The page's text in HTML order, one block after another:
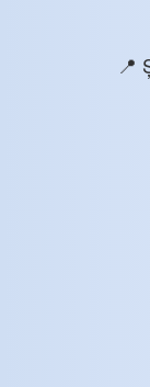
📍